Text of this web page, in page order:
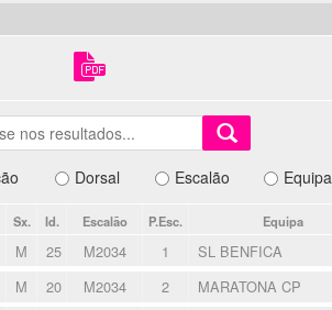
Dorsal Escalão Equipa
Sx. Id. Escalão P.Esc. Equipa
M 25 M2034 1 SL BENFICA
M 20 M2034 2 MARATONA CP